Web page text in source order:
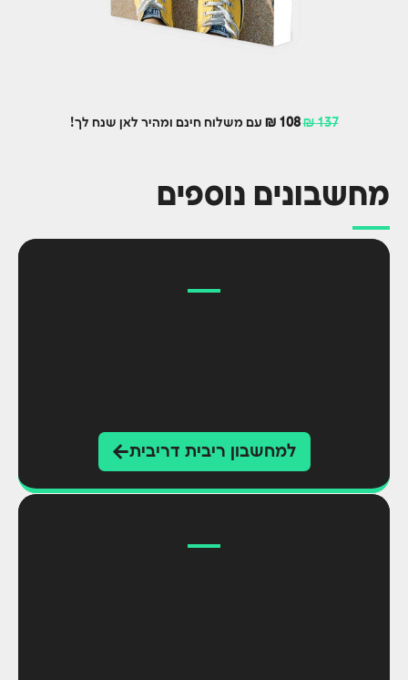
137 ₪
108 ₪ עם משלוח חינם ומהיר לאן שנח לך!
מחשבונים נוספים
למחשבון ריבית דריבית